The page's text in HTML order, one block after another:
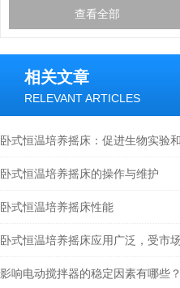
查看全部
相关文章
RELEVANT ARTICLES
卧式恒温培养摇床的操作与维护
卧式恒温培养摇床性能
影响电动搅拌器的稳定因素有哪些？